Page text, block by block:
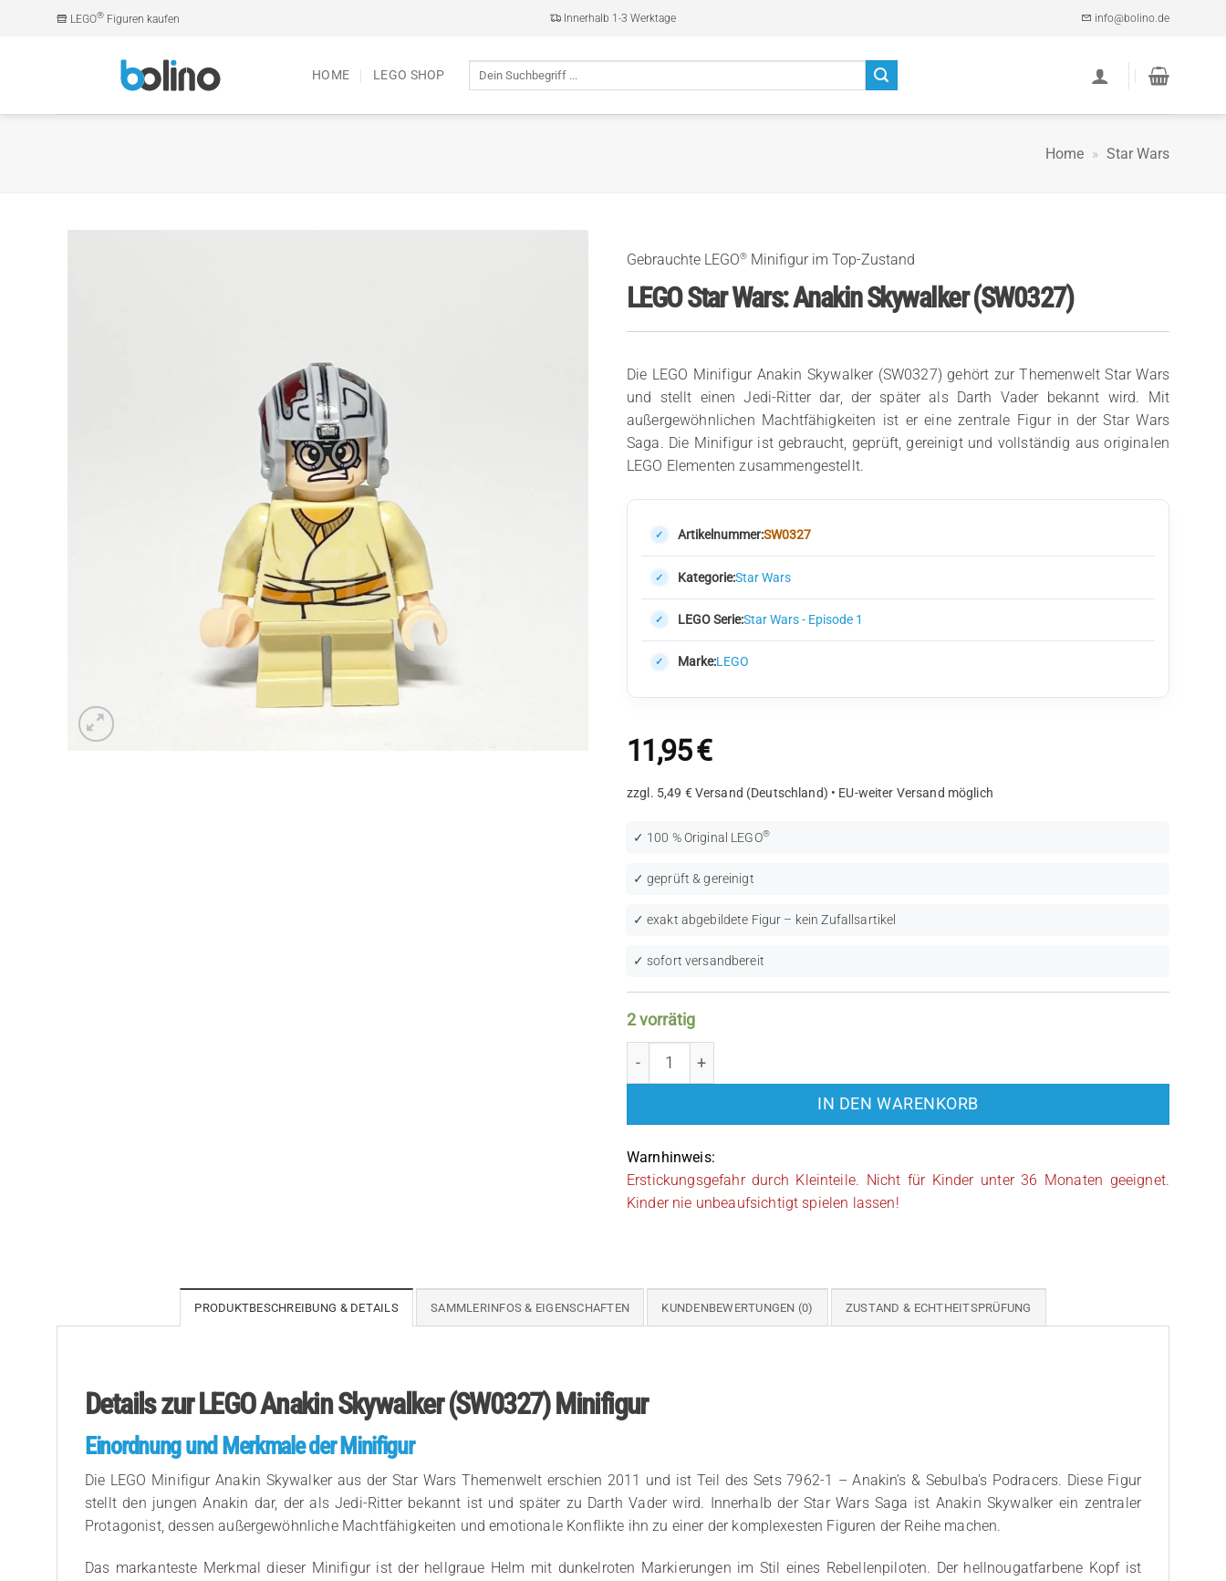
LEGO® Figuren kaufen Innerhalb 1-3 Werktage info@bolino.de
HOME LEGO SHOP
Suche
Home » Star Wars
Gebrauchte LEGO® Minifigur im Top-Zustand
LEGO Star Wars: Anakin Skywalker (SW0327)
Die LEGO Minifigur Anakin Skywalker (SW0327) gehört zur Themenwelt Star Wars
und stellt einen Jedi-Ritter dar, der später als Darth Vader bekannt wird. Mit
außergewöhnlichen Machtfähigkeiten ist er eine zentrale Figur in der Star Wars
Saga. Die Minifigur ist gebraucht, geprüft, gereinigt und vollständig aus originalen
LEGO Elementen zusammengestellt.
Artikelnummer:SW0327
Kategorie:Star Wars
LEGO Serie:Star Wars - Episode 1
Marke:LEGO
11,95€
zzgl. 5,49 € Versand (Deutschland) • EU-weiter Versand möglich
✓ 100 % Original LEGO®
✓ geprüft & gereinigt
✓ exakt abgebildete Figur – kein Zufallsartikel
✓ sofort versandbereit
2 vorrätig
IN DEN WARENKORB
Warnhinweis:
Erstickungsgefahr durch Kleinteile. Nicht für Kinder unter 36 Monaten geeignet.
Kinder nie unbeaufsichtigt spielen lassen!
PRODUKTBESCHREIBUNG & DETAILS SAMMLERINFOS & EIGENSCHAFTEN KUNDENBEWERTUNGEN (0) ZUSTAND & ECHTHEITSPRÜFUNG
Details zur LEGO Anakin Skywalker (SW0327) Minifigur
Einordnung und Merkmale der Minifigur
Die LEGO Minifigur Anakin Skywalker aus der Star Wars Themenwelt erschien 2011 und ist Teil des Sets 7962-1 – Anakin’s & Sebulba’s Podracers. Diese Figur
stellt den jungen Anakin dar, der als Jedi-Ritter bekannt ist und später zu Darth Vader wird. Innerhalb der Star Wars Saga ist Anakin Skywalker ein zentraler
Protagonist, dessen außergewöhnliche Machtfähigkeiten und emotionale Konflikte ihn zu einer der komplexesten Figuren der Reihe machen.
Das markanteste Merkmal dieser Minifigur ist der hellgraue Helm mit dunkelroten Markierungen im Stil eines Rebellenpiloten. Der hellnougatfarbene Kopf ist